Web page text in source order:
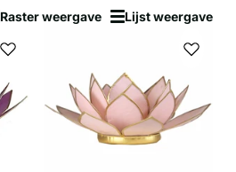
Raster weergave Lijst weergave